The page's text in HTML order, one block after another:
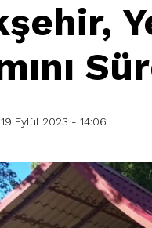
19 Eylül 2023 - 14:06